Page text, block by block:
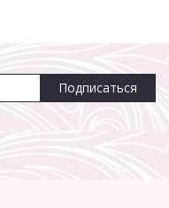
Подписаться